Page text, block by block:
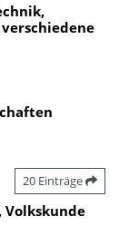
20 Einträge
Volkskunde